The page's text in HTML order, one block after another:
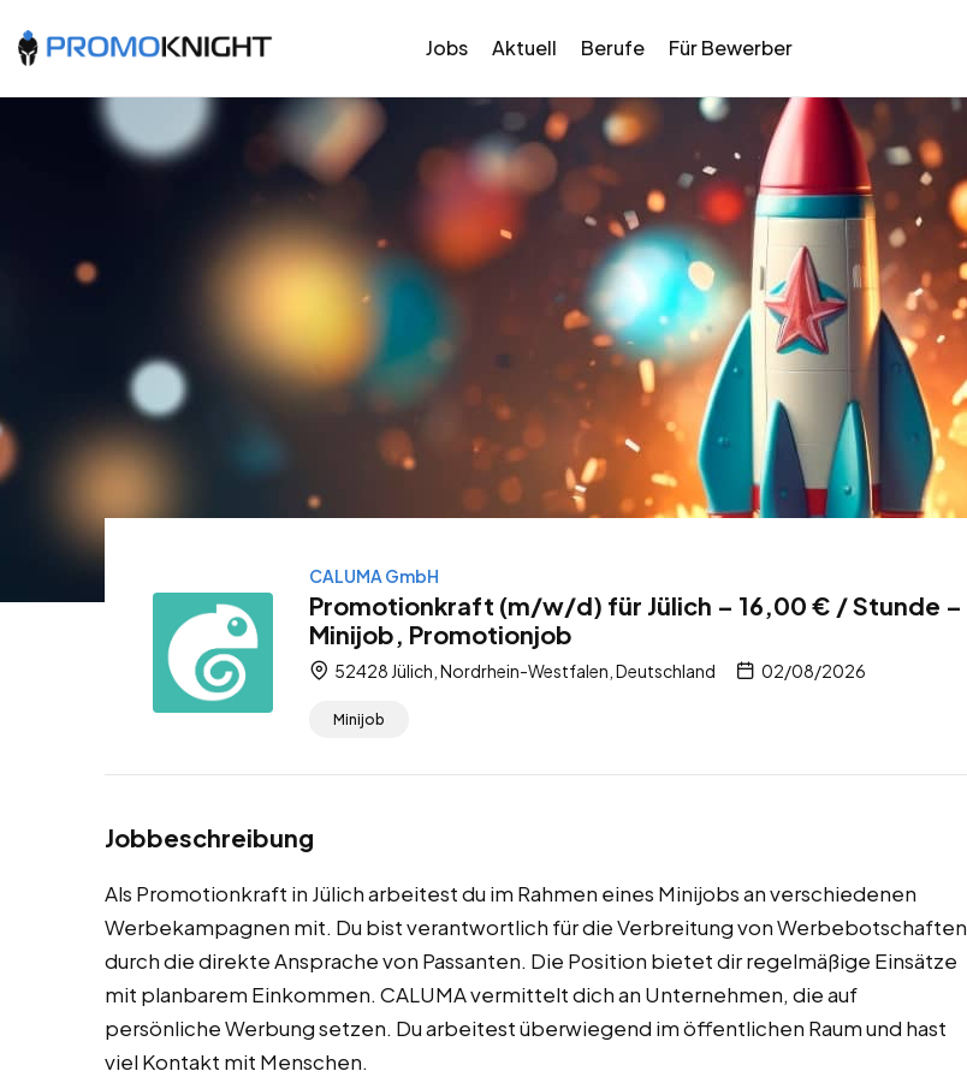
Jobs Aktuell Berufe Für Bewerber
CALUMA GmbH
Promotionkraft (m/w/d) für Jülich – 16,00 € / Stunde –
Minijob, Promotionjob
52428 Jülich, Nordrhein-Westfalen, Deutschland 02/08/2026
Minijob
Jobbeschreibung
Als Promotionkraft in Jülich arbeitest du im Rahmen eines Minijobs an verschiedenen
Werbekampagnen mit. Du bist verantwortlich für die Verbreitung von Werbebotschaften
durch die direkte Ansprache von Passanten. Die Position bietet dir regelmäßige Einsätze
mit planbarem Einkommen. CALUMA vermittelt dich an Unternehmen, die auf
persönliche Werbung setzen. Du arbeitest überwiegend im öffentlichen Raum und hast
viel Kontakt mit Menschen.